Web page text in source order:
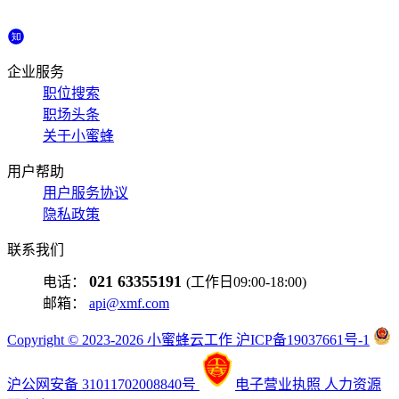
企业服务
职位搜索
职场头条
关于小蜜蜂
用户帮助
用户服务协议
隐私政策
联系我们
电话： 021 63355191 (工作日09:00-18:00)
邮箱： api@xmf.com
Copyright © 2023-2026 小蜜蜂云工作 沪ICP备19037661号-1
沪公网安备 31011702008840号 电子营业执照 人力资源